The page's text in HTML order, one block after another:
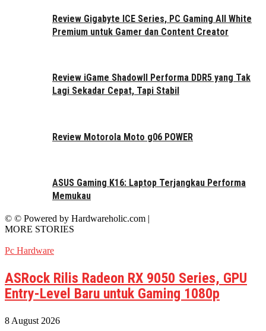
Review Gigabyte ICE Series, PC Gaming All White
Premium untuk Gamer dan Content Creator
Review iGame ShadowII Performa DDR5 yang Tak
Lagi Sekadar Cepat, Tapi Stabil
Review Motorola Moto g06 POWER
ASUS Gaming K16: Laptop Terjangkau Performa
Memukau
© © Powered by Hardwareholic.com |
MORE STORIES
Pc Hardware
ASRock Rilis Radeon RX 9050 Series, GPU
Entry-Level Baru untuk Gaming 1080p
8 August 2026